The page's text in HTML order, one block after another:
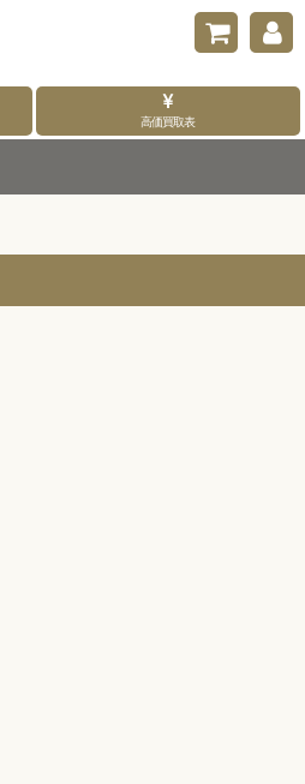
高価買取表